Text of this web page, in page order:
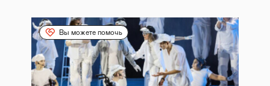
Вы можете помочь